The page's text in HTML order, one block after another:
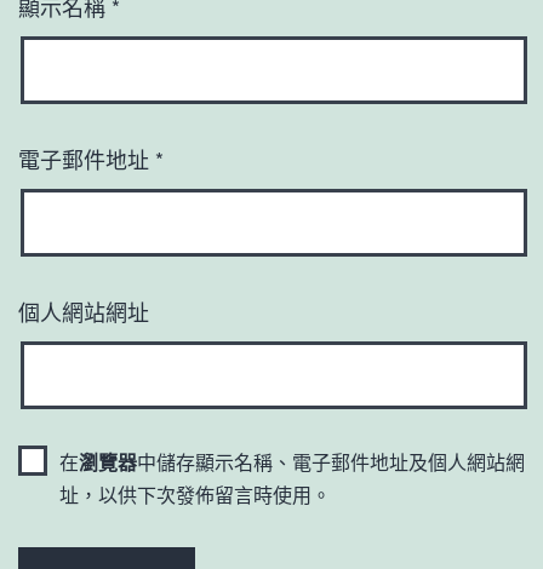
電子郵件地址 *
個人網站網址
在瀏覽器中儲存顯示名稱、電子郵件地址及個人網站網
址，以供下次發佈留言時使用。